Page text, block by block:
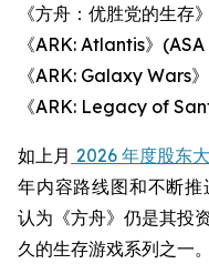
《方舟：优胜党的生
《ARK: Atlantis》
《ARK: Galaxy Wars
《ARK: Legacy of
如上月 2026 年度股东
年内容路线图和不断
认为《方舟》仍是其投
久的生存游戏系列之一。